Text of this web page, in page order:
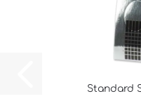
Standard